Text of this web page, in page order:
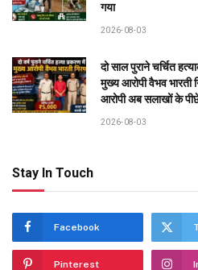
गया
2026-08-03
दो साल पुराने चर्चित
मुख्य आरोपी वैभव भारती
आरोपी अब सलाखों के
2026-08-03
Stay In Touch
Facebook
Pinterest